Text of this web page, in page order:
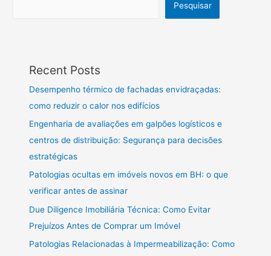
Pesquisar
Recent Posts
Desempenho térmico de fachadas envidraçadas:
como reduzir o calor nos edifícios
Engenharia de avaliações em galpões logísticos e
centros de distribuição: Segurança para decisões
estratégicas
Patologias ocultas em imóveis novos em BH: o que
verificar antes de assinar
Due Diligence Imobiliária Técnica: Como Evitar
Prejuízos Antes de Comprar um Imóvel
Patologias Relacionadas à Impermeabilização: Como